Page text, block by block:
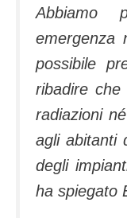
Abbiamo
emergenza
possibile
ribadire
radiazioni
agli abitanti
degli
ha spiegato